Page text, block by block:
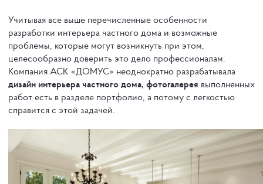
Учитывая все выше перечисленные особенности
разработки интерьера частного дома и возможные
проблемы, которые могут возникнуть при этом,
целесообразно доверить это дело профессионалам.
Компания АСК «ДОМУС» неоднократно разрабатывала
дизайн интерьера частного дома, фотогалерея выполненных
работ есть в разделе портфолио, а потому с легкостью
справится с этой задачей.